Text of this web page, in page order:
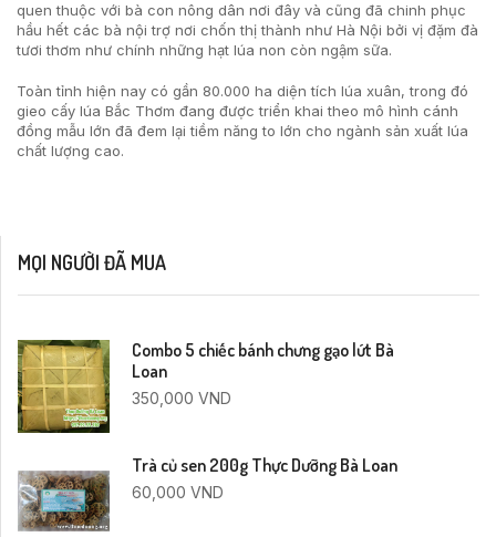
quen thuộc với bà con nông dân nơi đây và cũng đã chinh phục
hầu hết các bà nội trợ nơi chốn thị thành như Hà Nội bởi vị đặm đà
tươi thơm như chính những hạt lúa non còn ngậm sữa.
Toàn tỉnh hiện nay có gần 80.000 ha diện tích lúa xuân, trong đó
gieo cấy lúa Bắc Thơm đang được triển khai theo mô hình cánh
đồng mẫu lớn đã đem lại tiềm năng to lớn cho ngành sản xuất lúa
chất lượng cao.
MỌI NGƯỜI ĐÃ MUA
Combo 5 chiếc bánh chưng gạo lứt Bà
Loan
350,000VND
Trà củ sen 200g Thực Dưỡng Bà Loan
60,000VND